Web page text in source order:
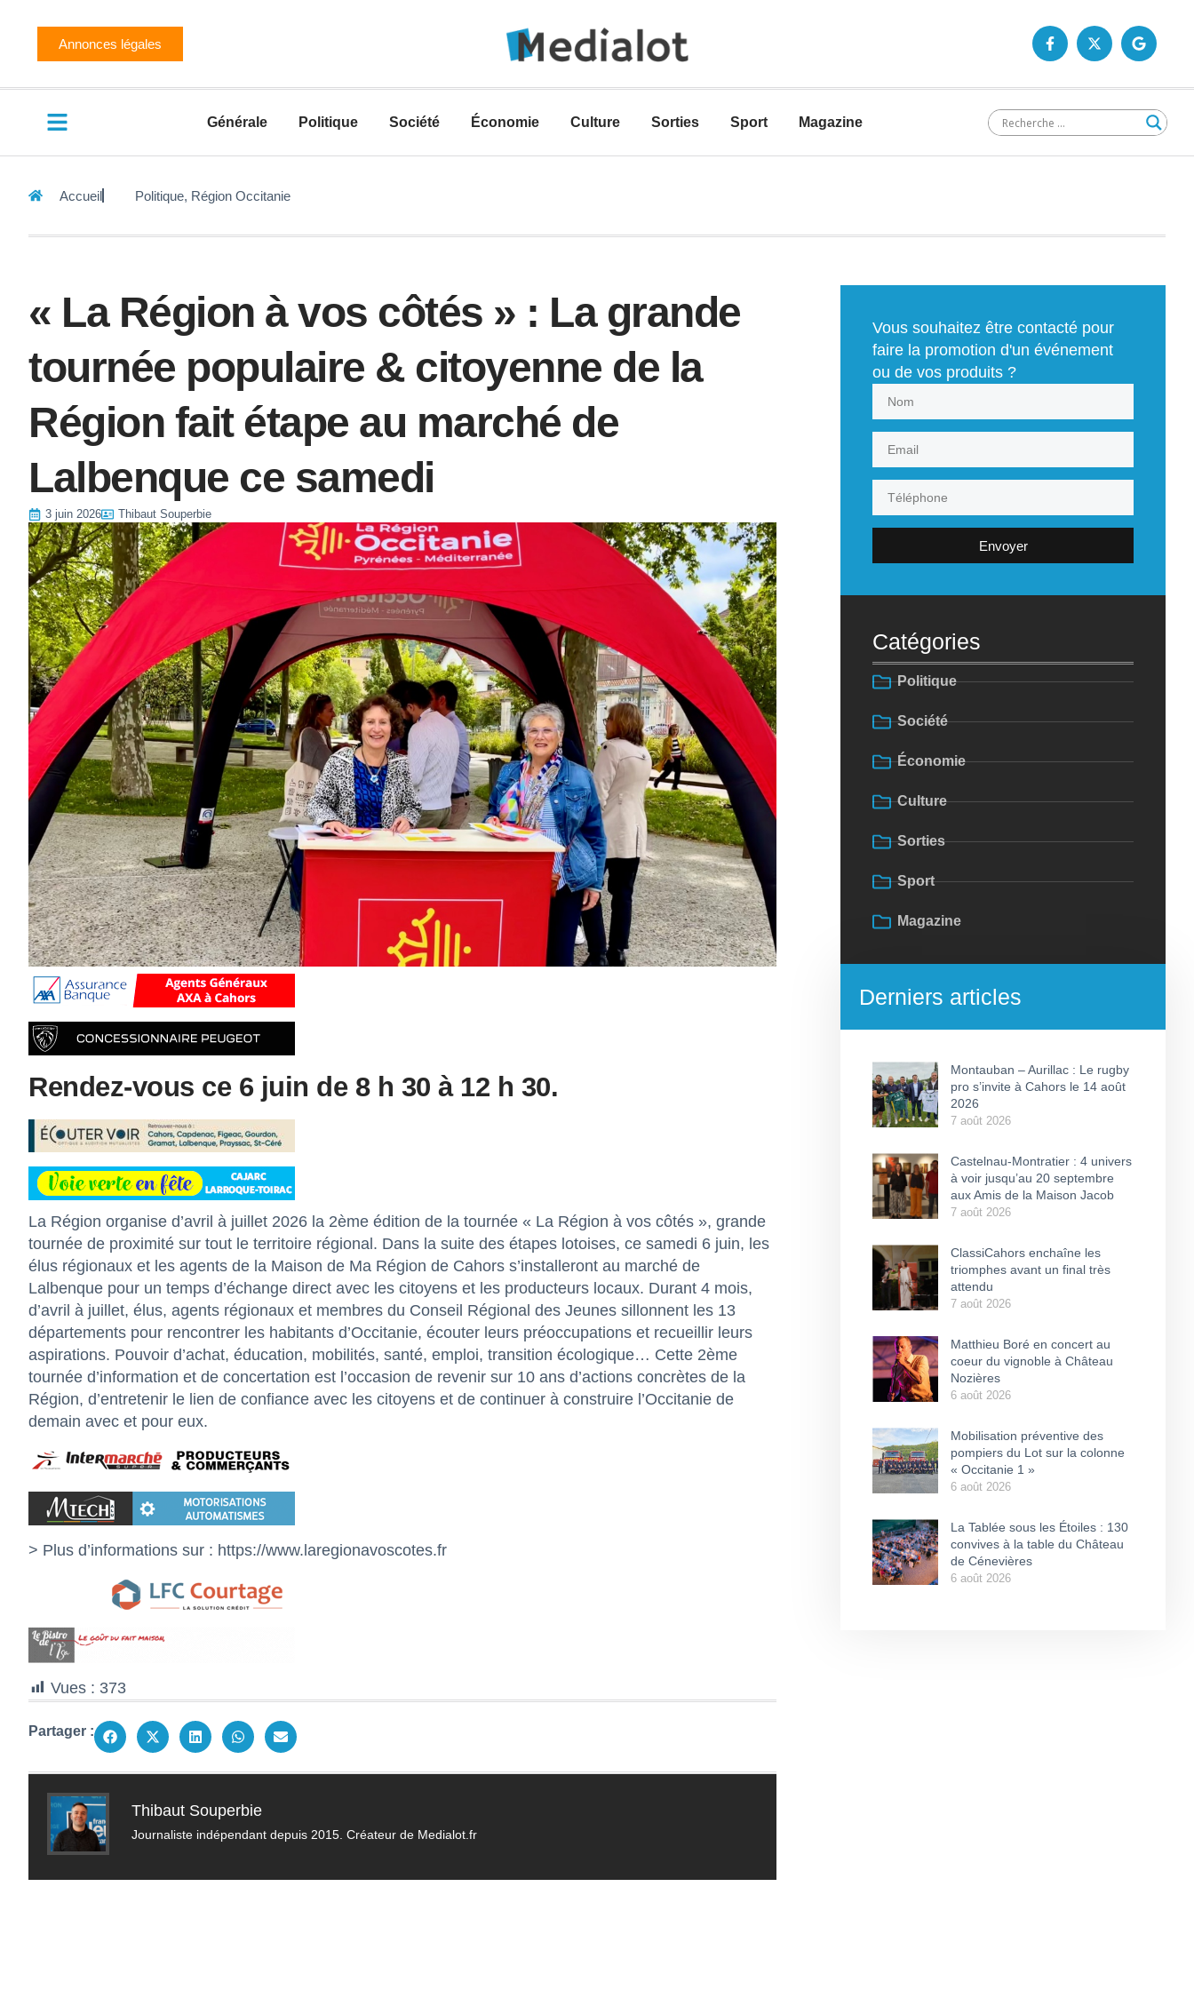
Annonces légales
Générale Politique Société Économie Culture Sorties Sport Magazine
Accueil Politique, Région Occitanie
« La Région à vos côtés » : La grande
tournée populaire & citoyenne de la
Région fait étape au marché de
Lalbenque ce samedi
3 juin 2026 Thibaut Souperbie
Rendez-vous ce 6 juin de 8 h 30 à 12 h 30.
La Région organise d’avril à juillet 2026 la 2ème édition de la tournée « La Région à vos côtés », grande
tournée de proximité sur tout le territoire régional. Dans la suite des étapes lotoises, ce samedi 6 juin, les
élus régionaux et les agents de la Maison de Ma Région de Cahors s’installeront au marché de
Lalbenque pour un temps d’échange direct avec les citoyens et les producteurs locaux. Durant 4 mois,
d’avril à juillet, élus, agents régionaux et membres du Conseil Régional des Jeunes sillonnent les 13
départements pour rencontrer les habitants d’Occitanie, écouter leurs préoccupations et recueillir leurs
aspirations. Pouvoir d’achat, éducation, mobilités, santé, emploi, transition écologique… Cette 2ème
tournée d’information et de concertation est l’occasion de revenir sur 10 ans d’actions concrètes de la
Région, d’entretenir le lien de confiance avec les citoyens et de continuer à construire l’Occitanie de
demain avec et pour eux.
> Plus d’informations sur : https://www.laregionavoscotes.fr
Vues : 373
Partager :
Thibaut Souperbie
Journaliste indépendant depuis 2015. Créateur de Medialot.fr
Vous souhaitez être contacté pour
faire la promotion d'un événement
ou de vos produits ?
Envoyer
Catégories
Politique
Société
Économie
Culture
Sorties
Sport
Magazine
Derniers articles
Montauban – Aurillac : Le rugby
pro s’invite à Cahors le 14 août
2026
7 août 2026
Castelnau-Montratier : 4 univers
à voir jusqu’au 20 septembre
aux Amis de la Maison Jacob
7 août 2026
ClassiCahors enchaîne les
triomphes avant un final très
attendu
7 août 2026
Matthieu Boré en concert au
coeur du vignoble à Château
Nozières
6 août 2026
Mobilisation préventive des
pompiers du Lot sur la colonne
« Occitanie 1 »
6 août 2026
La Tablée sous les Étoiles : 130
convives à la table du Château
de Cénevières
6 août 2026